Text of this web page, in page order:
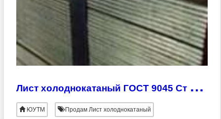
Л
ист холоднокатаный ГОСТ 9045 Ст 08ю, 08кп ВГ, СВ, ОСВ, ВОСВ; ГОСТ 4041 Ст 08ю, 08юа
ЮУТМ Продам Лист холоднокатаный